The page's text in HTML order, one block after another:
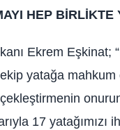
HEP BİRLİKTE
Ekrem Eşkinat;
yatağa
17 yatağımızı